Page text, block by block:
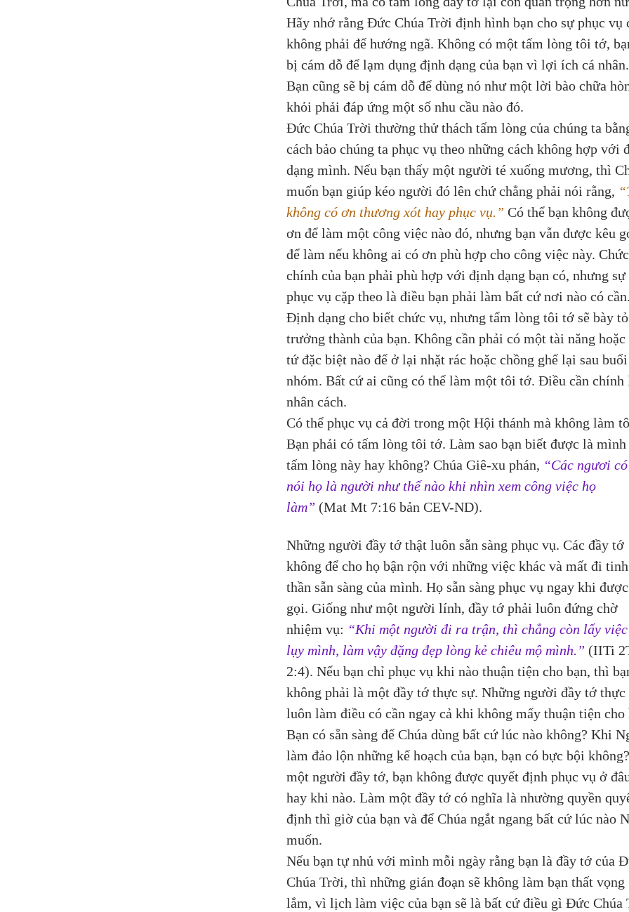
Hãy nhớ rằng Đức Chúa Trời định hình bạn cho sự phục vụ
không phải để hướng ngã. Không có một tấm lòng tôi tớ,
bị cám dỗ để lạm dụng định dạng của bạn vì lợi ích cá
Bạn cũng sẽ bị cám dỗ để dùng nó như một lời bào chữa
khỏi phải đáp ứng một số nhu cầu nào đó.
Đức Chúa Trời thường thử thách tấm lòng của chúng ta
cách bảo chúng ta phục vụ theo những cách không hợp với
dạng mình. Nếu bạn thấy một người té xuống mương, thì
muốn bạn giúp kéo người đó lên chứ chẳng phải nói rằng,
không có ơn thương xót hay phục vụ.” Có thể bạn không
ơn để làm một công việc nào đó, nhưng bạn vẫn được kêu
để làm nếu không ai có ơn phù hợp cho công việc này.
chính của bạn phải phù hợp với định dạng bạn có, nhưng sự
phục vụ cặp theo là điều bạn phải làm bất cứ nơi nào có
Định dạng cho biết chức vụ, nhưng tấm lòng tôi tớ sẽ bày
trưởng thành của bạn. Không cần phải có một tài năng
tứ đặc biệt nào để ở lại nhặt rác hoặc chồng ghế lại sau
nhóm. Bất cứ ai cũng có thể làm một tôi tớ. Điều cần
nhân cách.
Có thể phục vụ cả đời trong một Hội thánh mà không làm
Bạn phải có tấm lòng tôi tớ. Làm sao bạn biết được là
tấm lòng này hay không? Chúa Giê-xu phán, “Các ngươi
nói họ là người như thế nào khi nhìn xem công việc họ
làm” (Mat Mt 7:16 bản CEV-ND).
Những người đầy tớ thật luôn sẵn sàng phục vụ. Các đầy tớ
không để cho họ bận rộn với những việc khác và mất đi
thần sẵn sàng của mình. Họ sẵn sàng phục vụ ngay khi
gọi. Giống như một người lính, đầy tớ phải luôn đứng chờ
nhiệm vụ: “Khi một người đi ra trận, thì chẳng còn lấy
lụy mình, làm vậy đặng đẹp lòng kẻ chiêu mộ mình.” (IITi
2:4). Nếu bạn chỉ phục vụ khi nào thuận tiện cho bạn, thì
không phải là một đầy tớ thực sự. Những người đầy tớ
luôn làm điều có cần ngay cả khi không mấy thuận tiện cho
Bạn có sẵn sàng để Chúa dùng bất cứ lúc nào không? Khi
làm đảo lộn những kế hoạch của bạn, bạn có bực bội
một người đầy tớ, bạn không được quyết định phục vụ ở
hay khi nào. Làm một đầy tớ có nghĩa là nhường quyền
định thì giờ của bạn và để Chúa ngắt ngang bất cứ lúc nào
muốn.
Nếu bạn tự nhủ với mình mỗi ngày rằng bạn là đầy tớ của
Chúa Trời, thì những gián đoạn sẽ không làm bạn thất vọng
lắm, vì lịch làm việc của bạn sẽ là bất cứ điều gì Đức